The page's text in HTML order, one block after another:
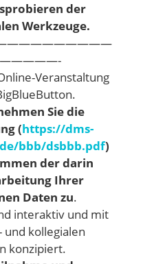
der
Werkzeuge.
Veranstaltung
Sie die
(https://dms-
bbb/dsbbb.pdf)
der darin
Ihrer
Daten zu.
interaktiv und mit
kollegialen
konzipiert.